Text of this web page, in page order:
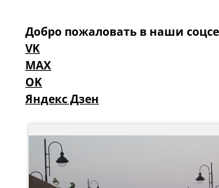
Добро пожаловать в наши
VK
MAX
OK
Яндекс Дзен